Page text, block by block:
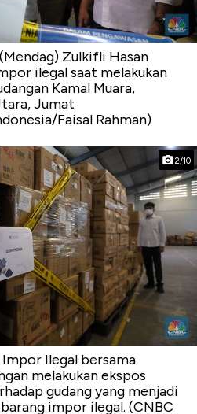
Zulkifli Hasan
ilegal saat melakukan
Kamal Muara,
Jumat
Faisal Rahman)
2/10
Impor Ilegal bersama
melakukan ekspos
gudang yang menjadi
impor ilegal. (CNBC